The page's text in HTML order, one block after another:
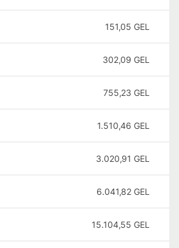
151,05 GEL
302,09 GEL
755,23 GEL
1.510,46 GEL
3.020,91 GEL
6.041,82 GEL
15.104,55 GEL